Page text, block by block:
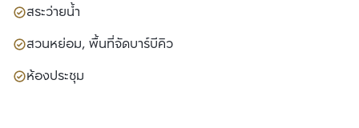
สระว่ายน้ำ
สวนหย่อม, พื้นที่จัดบาร์บีคิว
ห้องประชุม